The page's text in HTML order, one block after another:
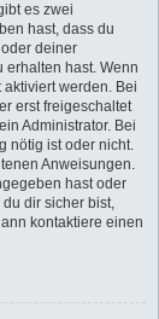
es zwei
hast, dass du
deiner
erhalten hast. Wenn
werden. Bei
erst freigeschaltet
Administrator. Bei
nötig ist oder nicht.
Anweisungen.
hast oder
dir sicher bist,
kontaktiere einen